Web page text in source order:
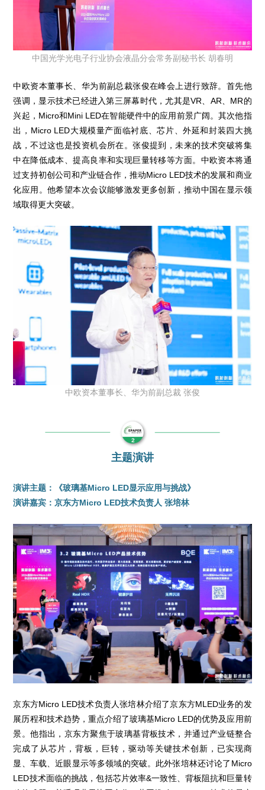
中国光学光电子行业协会液晶分会常务副秘书长 胡春明
中欧资本董事长、华为前副总裁张俊在峰会上进行致辞。首先他
强调，显示技术已经进入第三屏幕时代，尤其是VR、AR、MR的
兴起，Micro和Mini LED在智能硬件中的应用前景广阔。其次他指
出，Micro LED大规模量产面临衬底、芯片、外延和封装四大挑
战，不过这也是投资机会所在。张俊提到，未来的技术突破将集
中在降低成本、提高良率和实现巨量转移等方面。中欧资本将通
过支持初创公司和产业链合作，推动Micro LED技术的发展和商业
化应用。他希望本次会议能够激发更多创新，推动中国在显示领
域取得更大突破。
中欧资本董事长、华为前副总裁 张俊
主题演讲
演讲主题：《玻璃基Micro LED显示应用与挑战》
演讲嘉宾：京东方Micro LED技术负责人 张培林
京东方Micro LED技术负责人张培林介绍了京东方MLED业务的发
展历程和技术趋势，重点介绍了玻璃基Micro LED的优势及应用前
景。他指出，京东方聚焦于玻璃基背板技术，并通过产业链整合
完成了从芯片，背板，巨转，驱动等关键技术创新，已实现商
显、车载、近眼显示等多领域的突破。此外张培林还讨论了Micro
LED技术面临的挑战，包括芯片效率&一致性、背板阻抗和巨量转